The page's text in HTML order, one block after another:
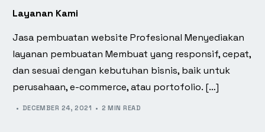
Layanan Kami
Jasa pembuatan website Profesional Menyediakan
layanan pembuatan Membuat yang responsif, cepat,
dan sesuai dengan kebutuhan bisnis, baik untuk
perusahaan, e-commerce, atau portofolio. […]
DECEMBER 24, 2021 2 MIN READ